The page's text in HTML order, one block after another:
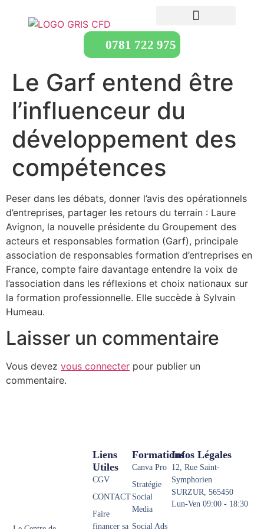
0781 722 975
Le Garf entend être
l’influenceur du
développement des
compétences
Peser dans les débats, donner l’avis des opérationnels
d’entreprises, partager les retours du terrain : Laure
Avignon, la nouvelle présidente du Groupement des
acteurs et responsables formation (Garf), principale
association de responsables formation d’entreprises en
France, compte faire davantage entendre la voix de
l’association dans les réflexions et choix nationaux sur
la formation professionnelle. Elle succède à Sylvain
Humeau.
Laisser un commentaire
Vous devez vous connecter pour publier un
commentaire.
Formations
Canva Pro
Stratégie
Social
Media
Social Ads
Liens
Utiles
CGV
CONTACT
Faire
financer sa
Infos Légales
12, Rue Saint-
Symphorien
SURZUR, 565450
Lun-Ven 09:00 - 18:30